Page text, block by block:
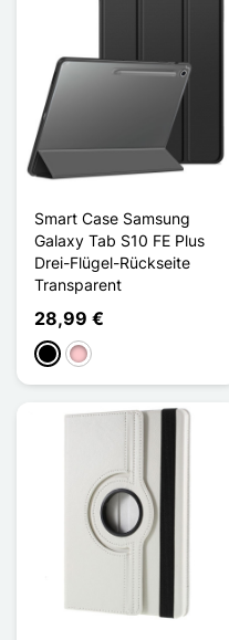
Smart Case Samsung
Galaxy Tab S10 FE Plus
Drei-Flügel-Rückseite
Transparent
28,99 €
Schwarz
Pink